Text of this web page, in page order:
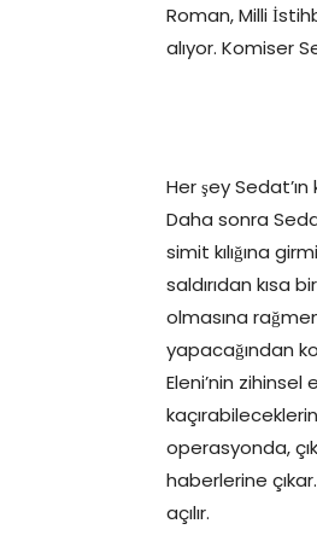
Roman, Milli
alıyor. Komiser
Her şey Sedat’ın
Daha sonra
simit kılığına
saldırıdan kısa
olmasına
yapacağından
Eleni’nin zihinsel
operasyonda,
haberlerine
açılır.